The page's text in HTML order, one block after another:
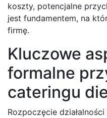
koszty, potencjalne
jest fundamentem, na
firmę.
Kluczowe
formalne
cateringu
Rozpoczęcie